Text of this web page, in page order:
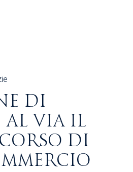
DI
AL VIA IL
DI